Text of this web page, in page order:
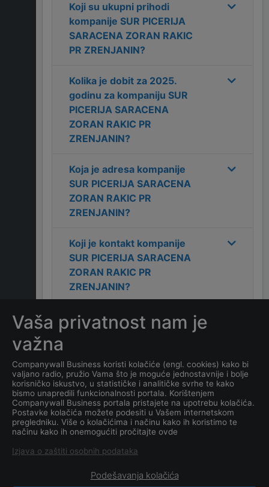
Koji su ukupni prihodi
kompanije SUR PICERIJA
SARACENA ZORAN RAKIC
PR ZRENJANIN?
Kolika je dobit za 2025.
godinu za kompaniju SUR
PICERIJA SARACENA
ZORAN RAKIC PR
ZRENJANIN?
Koja je adresa kompanije
SUR PICERIJA SARACENA
ZORAN RAKIC PR
ZRENJANIN?
Koji je kontakt kompanije
SUR PICERIJA SARACENA
ZORAN RAKIC PR
ZRENJANIN?
Koliko ima zaposlenih
kompanija SUR PICERIJA
PR ZRENJANIN?
Koji je datum osnivanja
kompanijeSUR PICERIJA
SARACENA ZORAN RAKIC
PR ZRENJANIN?
Vaša privatnost nam je
važna
Companywall Business koristi kolačiće (engl. cookies) kako bi
valjano radio, pružio Vama što je moguće jednostavnije i bolje
korisničko iskustvo, u statističke i analitičke svrhe te kako
bismo unapredili funkcionalnosti portala. Korištenjem
Companywall Business portala pristajete na upotrebu kolačića.
Postavke kolačića možete podesiti u Vašem internetskom
pregledniku. Više o kolačićima i načinu kako ih koristimo te
načinu kako ih onemogućiti pročitajte ovde
Izjava o zaštiti osobnih podataka
Podešavanja kolačića